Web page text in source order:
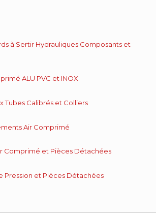
à Sertir Hydrauliques Composants et
ALU PVC et INOX
Tubes Calibrés et Colliers
Air Comprimé
Comprimé et Pièces Détachées
Pression et Pièces Détachées